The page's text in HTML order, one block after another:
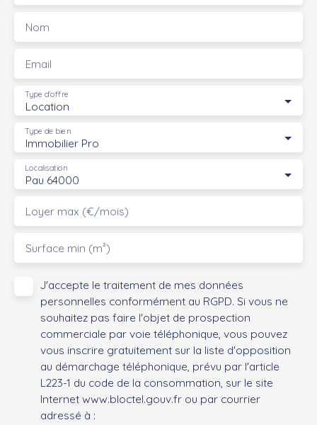
Nom
Email
Location
Type d'offre
Immobilier Pro
Type de bien
Pau 64000
Localisation
Loyer max (€/mois)
Surface min (m²)
J'accepte le traitement de mes données
personnelles conformément au RGPD. Si vous ne
souhaitez pas faire l'objet de prospection
commerciale par voie téléphonique, vous pouvez
vous inscrire gratuitement sur la liste d'opposition
au démarchage téléphonique, prévu par l'article
L223-1 du code de la consommation, sur le site
Internet www.bloctel.gouv.fr ou par courrier
adressé à :